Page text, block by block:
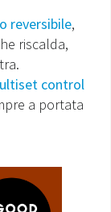
reversibile,
riscalda,
control
a portata